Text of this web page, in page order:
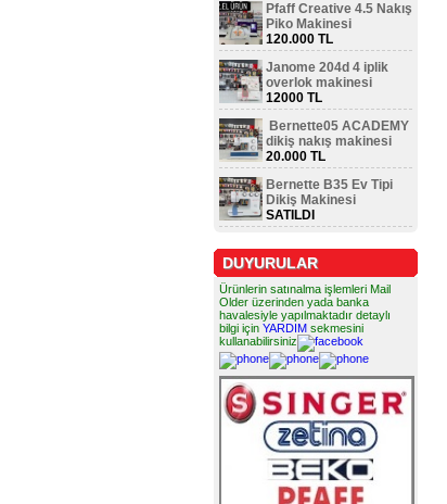
Pfaff Creative 4.5 Nakış
Piko Makinesi
120.000 TL
Janome 204d 4 iplik
overlok makinesi
12000 TL
Bernette05 ACADEMY
dikiş nakış makinesi
20.000 TL
Bernette B35 Ev Tipi
Dikiş Makinesi
SATILDI
DUYURULAR
Ürünlerin satınalma işlemleri Mail
Older üzerinden yada banka
havalesiyle yapılmaktadır detaylı
bilgi için YARDIM sekmesini
kullanabilirsiniz